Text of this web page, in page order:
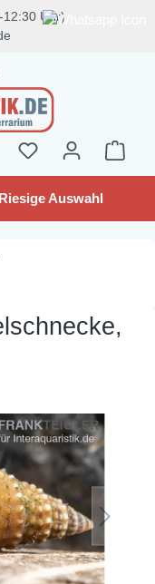
12:30 Uhr)
Riesige Auswahl